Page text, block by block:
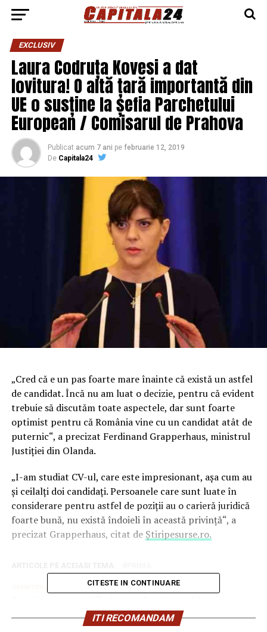
EXCLUSIV
Laura Codruța Kovesi a dat
lovitura! O altă țară importantă din
UE o susține la șefia Parchetului
European / Comisarul de Prahova
Publicat acum 7 ani pe februarie 12, 2019
De Capitala24
„Cred că e un pas foarte mare înainte că există un astfel
de candidat. Încă nu am luat o decizie, pentru că evident
trebuie să discutăm toate aspectele, dar sunt foarte
optimist pentru că România vine cu un candidat atât de
puternic“, a precizat Ferdinand Grapperhaus, ministrul
Justiţiei din Olanda.
„I-am studiat CV-ul, care este impresionant, aşa cum au
şi ceilalţi doi candidaţi. Persoanele care sunt luate în
considerare pentru astfel de poziţii au o carieră juridică
foarte bună, nu există îndoieli în această privinţă“, a
precizat Grapperhaus, citat de Știripesurse.ro.
vreți să mai primiți pensie! | Capitala24
CITESTE IN CONTINUARE
ITI RECOMANDAM